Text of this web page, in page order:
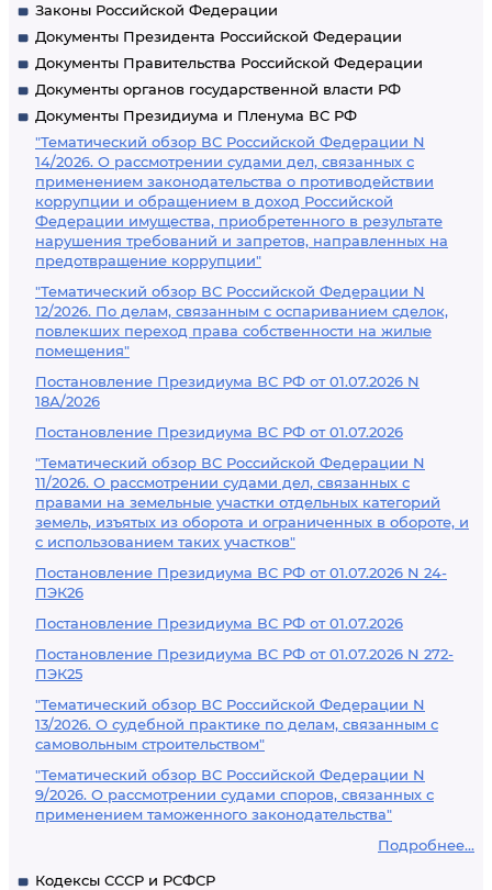
Законы Российской Федерации
Документы Президента Российской Федерации
Документы Правительства Российской Федерации
Документы органов государственной власти РФ
Документы Президиума и Пленума ВС РФ
"Тематический обзор ВС Российской Федерации N
14/2026. О рассмотрении судами дел, связанных с
применением законодательства о противодействии
коррупции и обращением в доход Российской
Федерации имущества, приобретенного в результате
нарушения требований и запретов, направленных на
предотвращение коррупции"
"Тематический обзор ВС Российской Федерации N
12/2026. По делам, связанным с оспариванием сделок,
повлекших переход права собственности на жилые
помещения"
Постановление Президиума ВС РФ от 01.07.2026 N
18А/2026
Постановление Президиума ВС РФ от 01.07.2026
"Тематический обзор ВС Российской Федерации N
11/2026. О рассмотрении судами дел, связанных с
правами на земельные участки отдельных категорий
земель, изъятых из оборота и ограниченных в обороте, и
с использованием таких участков"
Постановление Президиума ВС РФ от 01.07.2026 N 24-
ПЭК26
Постановление Президиума ВС РФ от 01.07.2026
Постановление Президиума ВС РФ от 01.07.2026 N 272-
ПЭК25
"Тематический обзор ВС Российской Федерации N
13/2026. О судебной практике по делам, связанным с
самовольным строительством"
"Тематический обзор ВС Российской Федерации N
9/2026. О рассмотрении судами споров, связанных с
применением таможенного законодательства"
Подробнее...
Кодексы СССР и РСФСР